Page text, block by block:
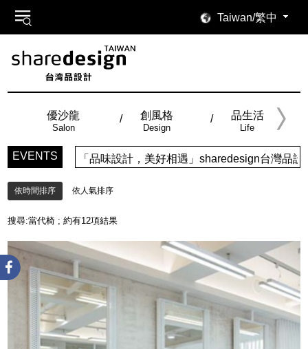
Taiwan/繁中
優沙龍
Salon
創風格
Design
品生活
Life
EVENTS
品味設計，美好相遇」sharedesign台灣品設計，五大特色主
依時間排序 依人氣排序
搜尋:當代椅 ; 約有12項結果